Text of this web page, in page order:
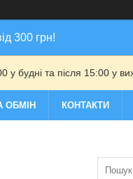
300 грн!
та після 15:00 у
ОБМІН КОНТАКТИ